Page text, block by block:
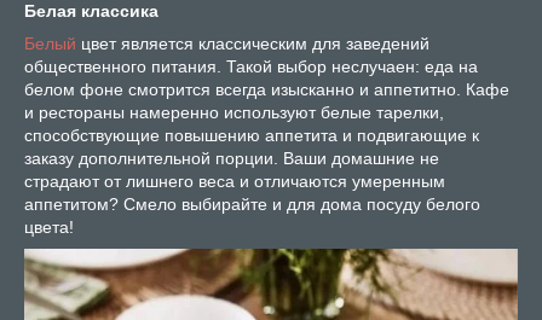
Белая классика
Белый цвет является классическим для заведений
общественного питания. Такой выбор неслучаен: еда на
белом фоне смотрится всегда изысканно и аппетитно. Кафе
и рестораны намеренно используют белые тарелки,
способствующие повышению аппетита и подвигающие к
заказу дополнительной порции. Ваши домашние не
страдают от лишнего веса и отличаются умеренным
аппетитом? Смело выбирайте и для дома посуду белого
цвета!